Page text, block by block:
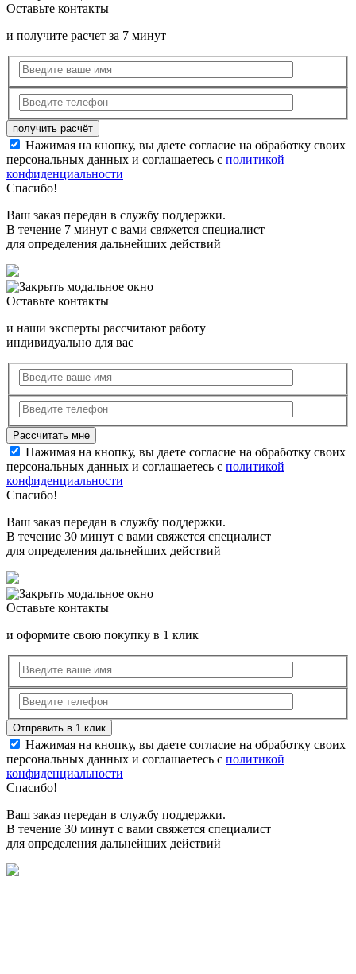
Оставьте контакты
и получите расчет за 7 минут
Нажимая на кнопку, вы даете согласие на обработку своих
персональных данных и соглашаетесь с политикой
конфиденциальности
Спасибо!
Ваш заказ передан в службу поддержки.
В течение 7 минут с вами свяжется специалист
для определения дальнейших действий
Оставьте контакты
и наши эксперты рассчитают работу
индивидуально для вас
Нажимая на кнопку, вы даете согласие на обработку своих
персональных данных и соглашаетесь с политикой
конфиденциальности
Спасибо!
Ваш заказ передан в службу поддержки.
В течение 30 минут с вами свяжется специалист
для определения дальнейших действий
Оставьте контакты
и оформите свою покупку в 1 клик
Нажимая на кнопку, вы даете согласие на обработку своих
персональных данных и соглашаетесь с политикой
конфиденциальности
Спасибо!
Ваш заказ передан в службу поддержки.
В течение 30 минут с вами свяжется специалист
для определения дальнейших действий